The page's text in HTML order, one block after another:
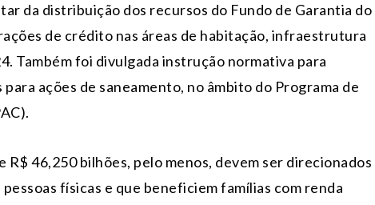
da distribuição dos recursos do Fundo de Garantia do
de crédito nas áreas de habitação, infraestrutura
Também foi divulgada instrução normativa para
ações de saneamento, no âmbito do Programa de
R$ 46,250 bilhões, pelo menos, devem ser direcionados
físicas e que beneficiem famílias com renda